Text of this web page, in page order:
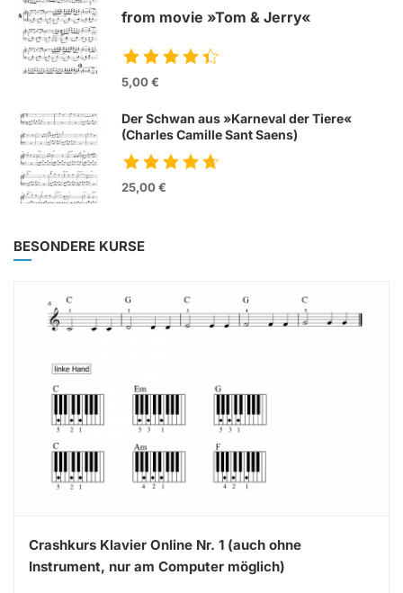
from movie »Tom & Jerry«
5,00 €
Der Schwan aus »Karneval der Tiere«
(Charles Camille Sant Saens)
25,00 €
BESONDERE KURSE
Crashkurs Klavier Online Nr. 1 (auch ohne
Instrument, nur am Computer möglich)